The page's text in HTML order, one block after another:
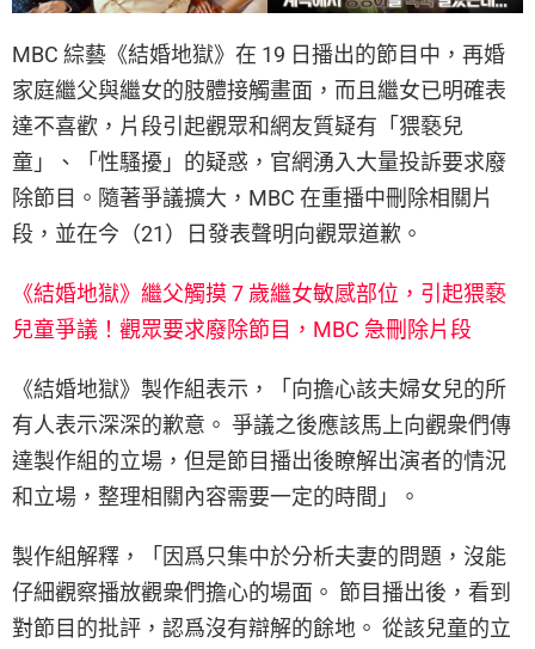
MBC 綜藝《結婚地獄》在 19 日播出的節目中，再婚
家庭繼父與繼女的肢體接觸畫面，而且繼女已明確表
達不喜歡，片段引起觀眾和網友質疑有「猥褻兒
童」、「性騷擾」的疑惑，官網湧入大量投訴要求廢
除節目。隨著爭議擴大，MBC 在重播中刪除相關片
段，並在今（21）日發表聲明向觀眾道歉。
《結婚地獄》繼父觸摸 7 歲繼女敏感部位，引起猥褻
兒童爭議！觀眾要求廢除節目，MBC 急刪除片段
《結婚地獄》製作組表示，「向擔心該夫婦女兒的所
有人表示深深的歉意。 爭議之後應該馬上向觀衆們傳
達製作組的立場，但是節目播出後瞭解出演者的情況
和立場，整理相關內容需要一定的時間」。
製作組解釋，「因爲只集中於分析夫妻的問題，沒能
仔細觀察播放觀衆們擔心的場面。 節目播出後，看到
對節目的批評，認爲沒有辯解的餘地。 從該兒童的立